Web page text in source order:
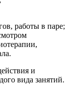
работы в паре;
и
вида занятий.